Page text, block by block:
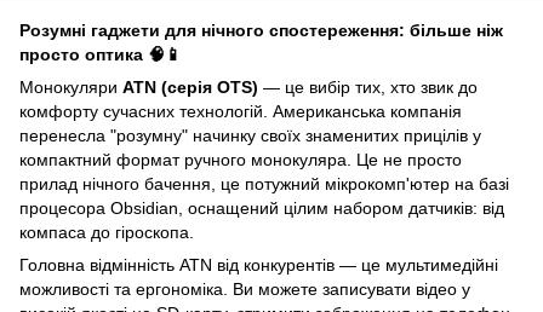
Розумні гаджети для нічного спостереження: більше ніж
просто оптика 🧠📱
Монокуляри ATN (серія OTS) — це вибір тих, хто звик до
комфорту сучасних технологій. Американська компанія
перенесла "розумну" начинку своїх знаменитих прицілів у
компактний формат ручного монокуляра. Це не просто
прилад нічного бачення, це потужний мікрокомп'ютер на базі
процесора Obsidian, оснащений цілим набором датчиків: від
компаса до гіроскопа.
Головна відмінність ATN від конкурентів — це мультимедійні
можливості та ергономіка. Ви можете записувати відео у